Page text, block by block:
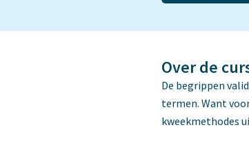
Over de
De begrippen
termen. Want
kweekmethodes